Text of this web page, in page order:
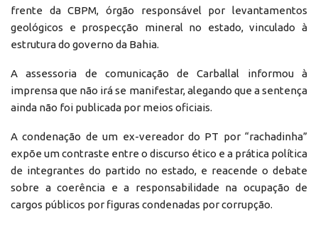
frente da CBPM, órgão responsável por levantamentos
geológicos e prospecção mineral no estado, vinculado à
estrutura do governo da Bahia.
A assessoria de comunicação de Carballal informou à
imprensa que não irá se manifestar, alegando que a sentença
ainda não foi publicada por meios oficiais.
A condenação de um ex-vereador do PT por “rachadinha”
expõe um contraste entre o discurso ético e a prática política
de integrantes do partido no estado, e reacende o debate
sobre a coerência e a responsabilidade na ocupação de
cargos públicos por figuras condenadas por corrupção.